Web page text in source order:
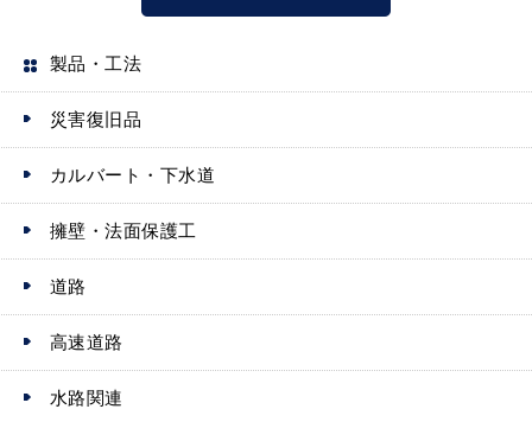
製品・工法
災害復旧品
カルバート・下水道
擁壁・法面保護工
道路
高速道路
水路関連